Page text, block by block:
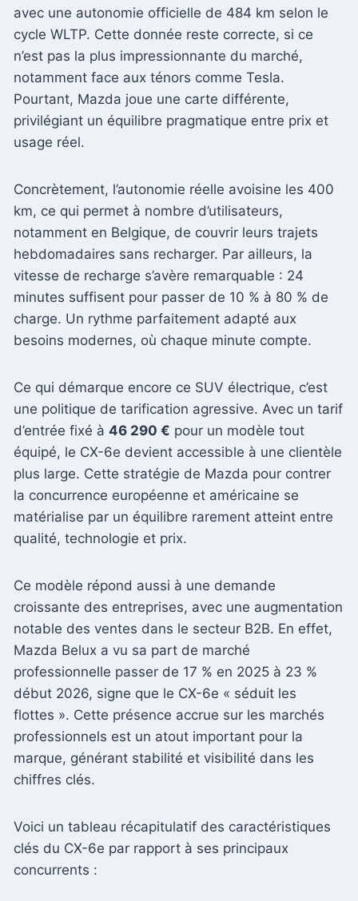
avec une autonomie officielle de 484 km selon le
cycle WLTP. Cette donnée reste correcte, si ce
n’est pas la plus impressionnante du marché,
notamment face aux ténors comme Tesla.
Pourtant, Mazda joue une carte différente,
privilégiant un équilibre pragmatique entre prix et
usage réel.
Concrètement, l’autonomie réelle avoisine les 400
km, ce qui permet à nombre d’utilisateurs,
notamment en Belgique, de couvrir leurs trajets
hebdomadaires sans recharger. Par ailleurs, la
vitesse de recharge s’avère remarquable : 24
minutes suffisent pour passer de 10 % à 80 % de
charge. Un rythme parfaitement adapté aux
besoins modernes, où chaque minute compte.
Ce qui démarque encore ce SUV électrique, c’est
une politique de tarification agressive. Avec un tarif
d’entrée fixé à 46 290 € pour un modèle tout
équipé, le CX-6e devient accessible à une clientèle
plus large. Cette stratégie de Mazda pour contrer
la concurrence européenne et américaine se
matérialise par un équilibre rarement atteint entre
qualité, technologie et prix.
Ce modèle répond aussi à une demande
croissante des entreprises, avec une augmentation
notable des ventes dans le secteur B2B. En effet,
Mazda Belux a vu sa part de marché
professionnelle passer de 17 % en 2025 à 23 %
début 2026, signe que le CX-6e « séduit les
flottes ». Cette présence accrue sur les marchés
professionnels est un atout important pour la
marque, générant stabilité et visibilité dans les
chiffres clés.
Voici un tableau récapitulatif des caractéristiques
clés du CX-6e par rapport à ses principaux
concurrents :